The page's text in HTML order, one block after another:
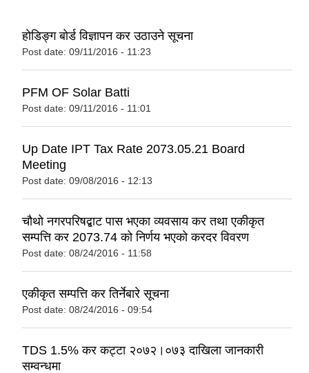
हाेडिङ्ग बाेर्ड विज्ञापन कर उठाउने सूचना
Post date: 09/11/2016 - 11:23
PFM OF Solar Batti
Post date: 09/11/2016 - 11:01
Up Date IPT Tax Rate 2073.05.21 Board
Meeting
Post date: 09/08/2016 - 12:13
चाैथाे नगरपरिषद्बाट पास भएका व्यवसाय कर तथा एकीकृत
सम्पत्ति कर 2073.74 को निर्णय भएकाे करदर विवरण
Post date: 08/24/2016 - 11:58
एकीकृत सम्पत्ति कर तिर्नेबारे सूचना
Post date: 08/24/2016 - 09:54
TDS 1.5% कर कट्टा २०७२।०७३ दाखिला जानकारी
सम्वन्धमा